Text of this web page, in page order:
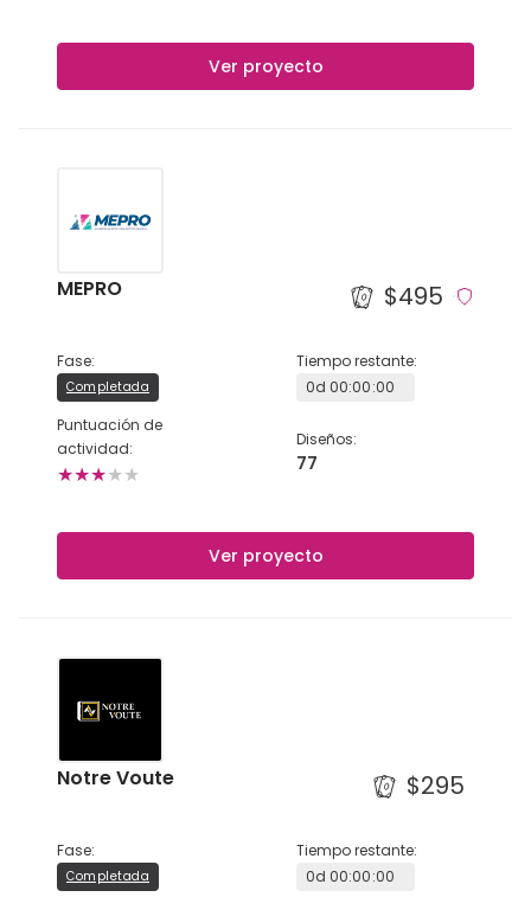
Ver proyecto
MEPRO $495
Fase:
Completada
Tiempo restante:
0d 00:00:00
Puntuación de
actividad:
★★★★★
Diseños:
77
Ver proyecto
Notre Voute $295
Fase:
Completada
Tiempo restante:
0d 00:00:00